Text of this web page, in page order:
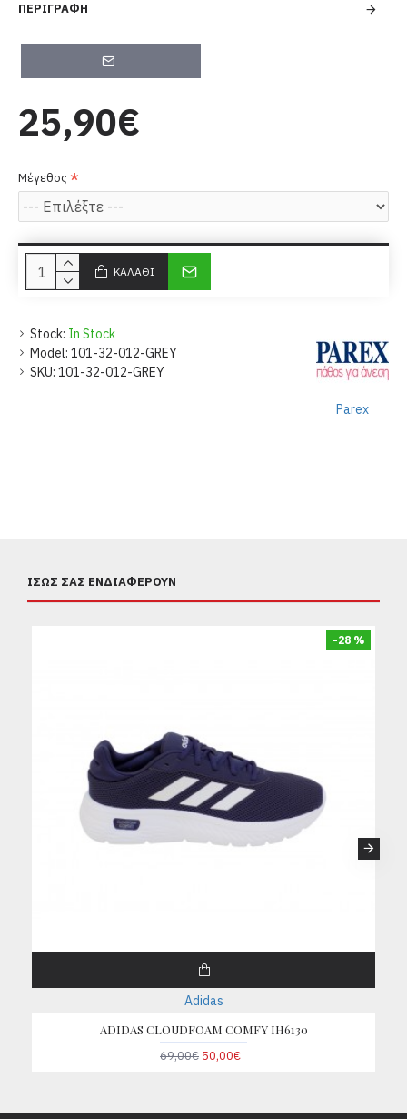
ΠΕΡΙΓΡΑΦΉ
Stock: In Stock
Model: 101-32-012-GREY
SKU: 101-32-012-GREY
Parex
25,90€
Μέγεθος
ΚΑΛΆΘΙ
ΊΣΩΣ ΣΑΣ ΕΝΔΙΑΦΈΡΟΥΝ
-28 %
Adidas
ADIDAS CLOUDFOAM COMFY IH6130
69,00€ 50,00€